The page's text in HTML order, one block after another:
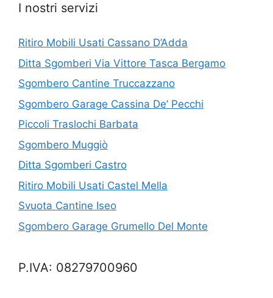
I nostri servizi
Ritiro Mobili Usati Cassano D’Adda
Ditta Sgomberi Via Vittore Tasca Bergamo
Sgombero Cantine Truccazzano
Sgombero Garage Cassina De’ Pecchi
Piccoli Traslochi Barbata
Sgombero Muggiò
Ditta Sgomberi Castro
Ritiro Mobili Usati Castel Mella
Svuota Cantine Iseo
Sgombero Garage Grumello Del Monte
P.IVA: 08279700960